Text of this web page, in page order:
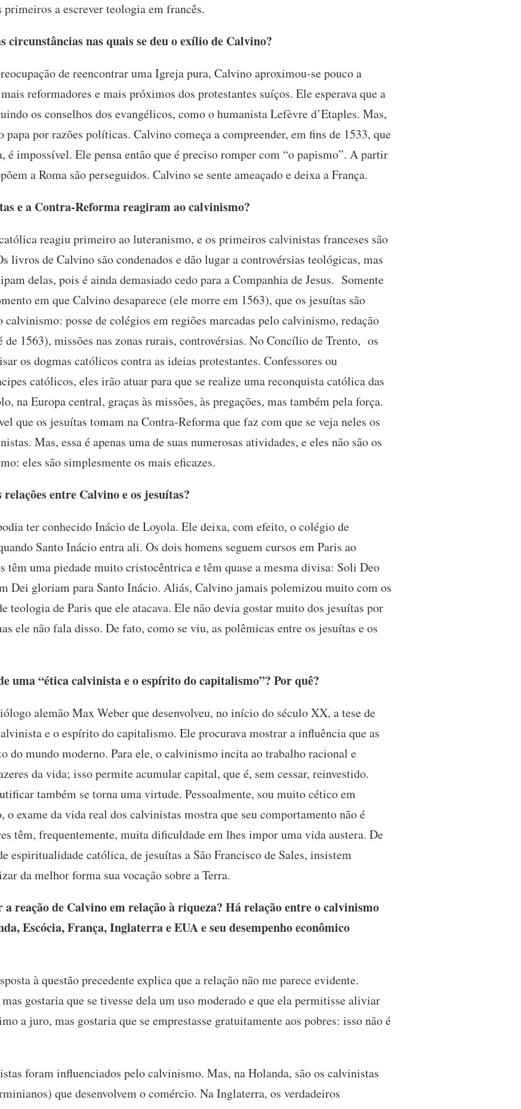
a escrever teologia em francês.
nas quais se deu o exílio de Calvino?
de reencontrar uma Igreja pura, Calvino aproximou-se pouco a
reformadores e mais próximos dos protestantes suíços. Ele esperava que a
os conselhos dos evangélicos, como o humanista Lefèvre d’Etaples. Mas,
por razões políticas. Calvino começa a compreender, em fins de 1533, que
é impossível. Ele pensa então que é preciso romper com “o papismo”. A partir
a Roma são perseguidos. Calvino se sente ameaçado e deixa a França.
e a Contra-Reforma reagiram ao calvinismo?
reagiu primeiro ao luteranismo, e os primeiros calvinistas franceses são
livros de Calvino são condenados e dão lugar a controvérsias teológicas, mas
delas, pois é ainda demasiado cedo para a Companhia de Jesus. Somente
em que Calvino desaparece (ele morre em 1563), que os jesuítas são
posse de colégios em regiões marcadas pelo calvinismo, redação
de 1563), missões nas zonas rurais, controvérsias. No Concílio de Trento, os
os dogmas católicos contra as ideias protestantes. Confessores ou
católicos, eles irão atuar para que se realize uma reconquista católica das
na Europa central, graças às missões, às pregações, mas também pela força.
que os jesuítas tomam na Contra-Reforma que faz com que se veja neles os
Mas, essa é apenas uma de suas numerosas atividades, e eles não são os
eles são simplesmente os mais eficazes.
entre Calvino e os jesuítas?
ter conhecido Inácio de Loyola. Ele deixa, com efeito, o colégio de
Santo Inácio entra ali. Os dois homens seguem cursos em Paris ao
têm uma piedade muito cristocêntrica e têm quase a mesma divisa: Soli Deo
Dei gloriam para Santo Inácio. Aliás, Calvino jamais polemizou muito com os
teologia de Paris que ele atacava. Ele não devia gostar muito dos jesuítas por
ele não fala disso. De fato, como se viu, as polêmicas entre os jesuítas e os
uma “ética calvinista e o espírito do capitalismo”? Por quê?
alemão Max Weber que desenvolveu, no início do século XX, a tese de
e o espírito do capitalismo. Ele procurava mostrar a influência que as
do mundo moderno. Para ele, o calvinismo incita ao trabalho racional e
da vida; isso permite acumular capital, que é, sem cessar, reinvestido.
também se torna uma virtude. Pessoalmente, sou muito cético em
o exame da vida real dos calvinistas mostra que seu comportamento não é
têm, frequentemente, muita dificuldade em lhes impor uma vida austera. De
espiritualidade católica, de jesuítas a São Francisco de Sales, insistem
da melhor forma sua vocação sobre a Terra.
reação de Calvino em relação à riqueza? Há relação entre o calvinismo
Escócia, França, Inglaterra e EUA e seu desempenho econômico
à questão precedente explica que a relação não me parece evidente.
gostaria que se tivesse dela um uso moderado e que ela permitisse aliviar
a juro, mas gostaria que se emprestasse gratuitamente aos pobres: isso não é
foram influenciados pelo calvinismo. Mas, na Holanda, são os calvinistas
que desenvolvem o comércio. Na Inglaterra, os verdadeiros